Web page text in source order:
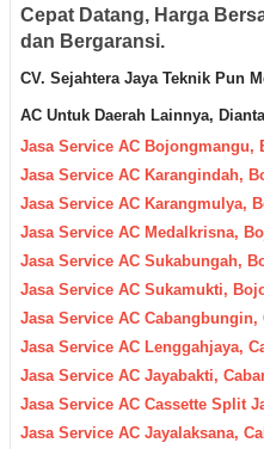
Cepat Datang, Harga
dan Bergaransi.
CV. Sejahtera Jaya Teknik Pun M
AC Untuk Daerah Lainnya,
Jasa Service AC Bojongmangu,
Jasa Service AC Karangindah,
Jasa Service AC Karangmulya,
Jasa Service AC Medalkrisna,
Jasa Service AC Sukabungah,
Jasa Service AC Sukamukti,
Jasa Service AC
Jasa Service AC Lenggahjaya,
Jasa Service AC Jayabakti,
Jasa Service AC Cassette Split
Jasa Service AC Jayalaksana,